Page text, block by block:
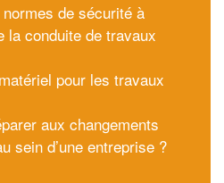
de sécurité à
la conduite de travaux
pour les travaux
aux changements
sein d’une entreprise ?